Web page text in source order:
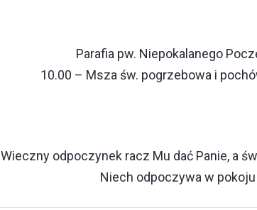
Parafia pw. Niepokalanego
10.00 – Msza św. pogrzebowa i
Wieczny odpoczynek racz Mu dać Panie, a
Niech odpoczywa w